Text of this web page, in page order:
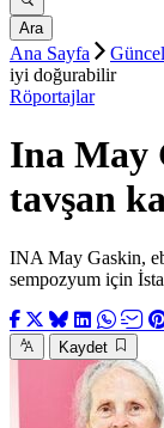
Ara
Ana Sayfa Güncel
iyi doğurabilir
Röportajlar
Ina May
tavşan
INA May Gaskin,
sempozyum için
Kaydet